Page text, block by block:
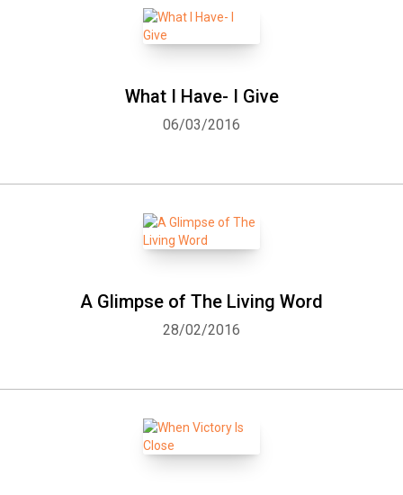
What I Have- I Give
06/03/2016
A Glimpse of The Living Word
28/02/2016